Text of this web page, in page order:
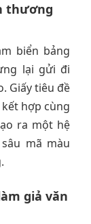
thương
biển bảng
lại gửi đi
Giấy tiêu đề
hợp cùng
ra một hệ
mã màu
giả văn